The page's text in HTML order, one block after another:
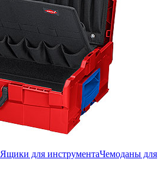
Ящики для инструментаЧемоданы для